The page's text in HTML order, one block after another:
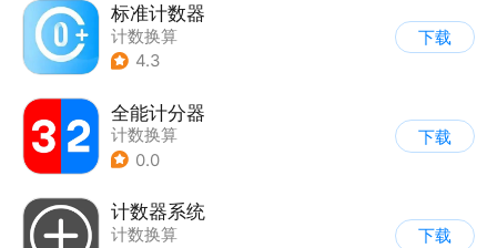
标准计数器
计数换算
4.3
下载
全能计分器
计数换算
0.0
下载
计数器系统
计数换算
下载